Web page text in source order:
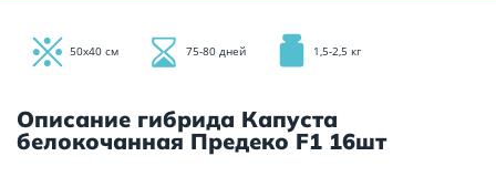
50х40 см 75-80 дней 1,5-2,5 кг
Описание гибрида Капуста
белокочанная Предеко F1 16шт